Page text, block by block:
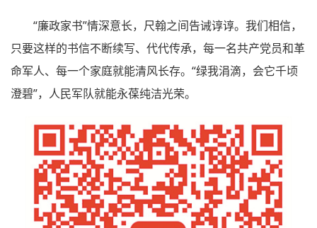
“廉政家书”情深意长，尺翰之间告诫谆谆。我们相信，
只要这样的书信不断续写、代代传承，每一名共产党员和革
命军人、每一个家庭就能清风长存。“绿我涓滴，会它千顷
澄碧”，人民军队就能永葆纯洁光荣。